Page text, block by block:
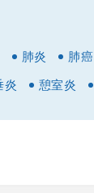
肺炎 肺癌
炎 憩室炎